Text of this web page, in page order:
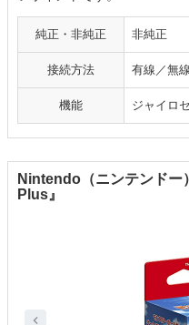
純正・非純正 非純正
接続方法 有線／無
機能 ジャイロ
Nintendo（ニンテンドー
Plus』